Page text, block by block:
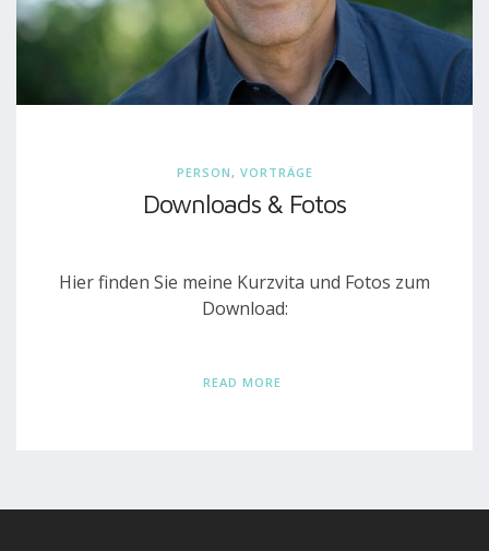
PERSON, VORTRÄGE
Downloads & Fotos
Hier finden Sie meine Kurzvita und Fotos zum
Download:
READ MORE